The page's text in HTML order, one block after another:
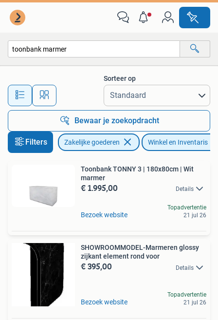
Alle afstanden…
Sorteer op
Bewaar je zoekopdracht
Filters Zakelijke goederen Winkel en Inventaris
Toonbank TONNY 3 | 180x80cm | Wit
marmer
€ 1.995,00 Details
Bezoek website
Topadvertentie
21 jul 26
SHOWROOMMODEL-Marmeren glossy
zijkant element rond voor
€ 395,00 Details
Bezoek website
Topadvertentie
21 jul 26